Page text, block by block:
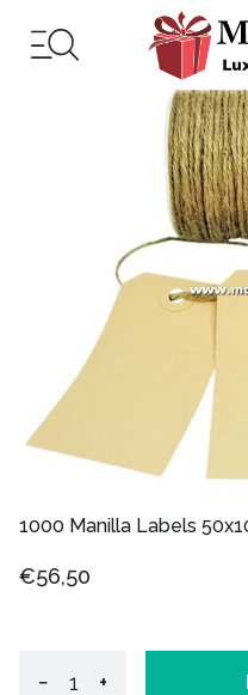
1000 Manilla Labels
€56,50
− +